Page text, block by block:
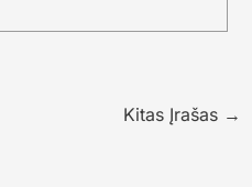
Kitas Įrašas →